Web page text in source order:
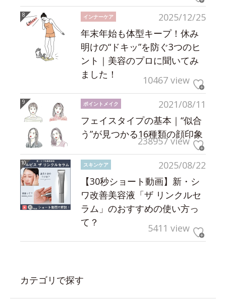
2025/12/25
インナーケア
年末年始も体型キープ！休み
明けの“ドキッ”を防ぐ3つのヒ
ント｜美容のプロに聞いてみ
ました！
10467 view
2021/08/11
ポイントメイク
フェイスタイプの基本｜“似合
う”が見つかる16種類の顔印象
238957 view
2025/08/22
スキンケア
【30秒ショート動画】新・シ
ワ改善美容液「ザ リンクルセ
ラム」のおすすめの使い方っ
て？
5411 view
カテゴリで探す